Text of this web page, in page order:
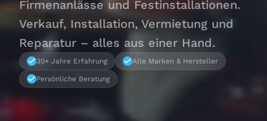
Firmenanlässe und Festinstallationen.
Verkauf, Installation, Vermietung und
Reparatur – alles aus einer Hand.
30+ Jahre Erfahrung Alle Marken & Hersteller
Persönliche Beratung